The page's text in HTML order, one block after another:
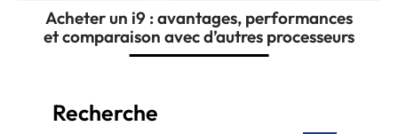
Acheter un i9 : avantages, performances
et comparaison avec d’autres processeurs
Recherche